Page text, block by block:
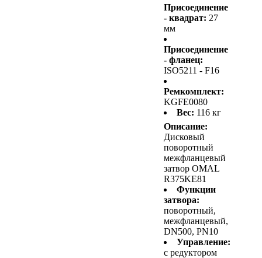
Присоединение
- квадрат: 27
мм
Присоединение
- фланец:
ISO5211 - F16
Ремкомплект:
KGFE0080
Вес: 116 кг
Описание:
Дисковый
поворотный
межфланцевый
затвор OMAL
R375KE81
Функции
затвора:
поворотный,
межфланцевый,
DN500, PN10
Управление:
с редуктором